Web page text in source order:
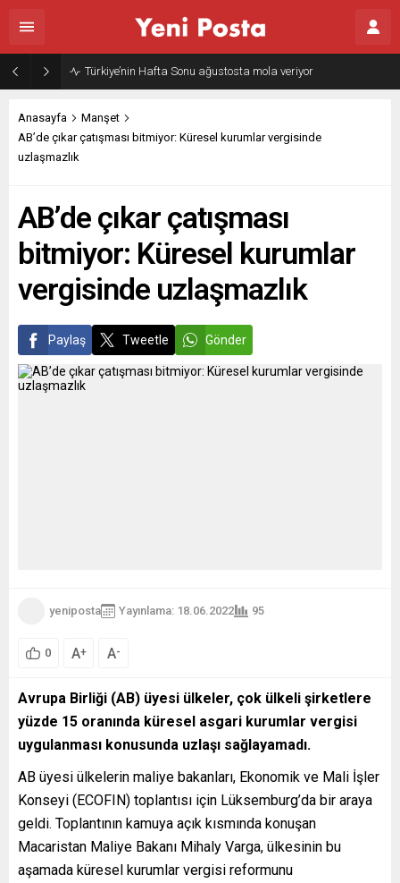
Türkiye’nin Hafta Sonu ağustosta mola veriyor
Anasayfa
Manşet
AB’de çıkar çatışması bitmiyor: Küresel kurumlar vergisinde
uzlaşmazlık
AB’de çıkar çatışması
bitmiyor: Küresel kurumlar
vergisinde uzlaşmazlık
Paylaş Tweetle Gönder
yeniposta Yayınlama: 18.06.2022 95
0 A+ A-
Avrupa Birliği (AB) üyesi ülkeler, çok ülkeli şirketlere
yüzde 15 oranında küresel asgari kurumlar vergisi
uygulanması konusunda uzlaşı sağlayamadı.
AB üyesi ülkelerin maliye bakanları, Ekonomik ve Mali İşler
Konseyi (ECOFIN) toplantısı için Lüksemburg’da bir araya
geldi. Toplantının kamuya açık kısmında konuşan
Macaristan Maliye Bakanı Mihaly Varga, ülkesinin bu
aşamada küresel kurumlar vergisi reformunu